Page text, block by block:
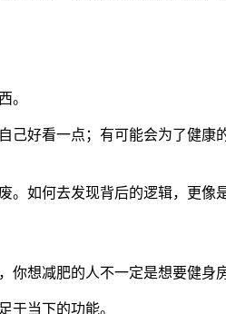
。
己好看一点；有可能会为了健
如何去发现背后的逻辑，更像
想减肥的人不一定是想要健身
于当下的功能。